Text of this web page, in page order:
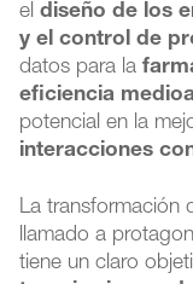
eldiseño de los
y el control de
datos para la
eficiencia
potencial en la
interacciones
La transformación
llamado a
tiene un claro